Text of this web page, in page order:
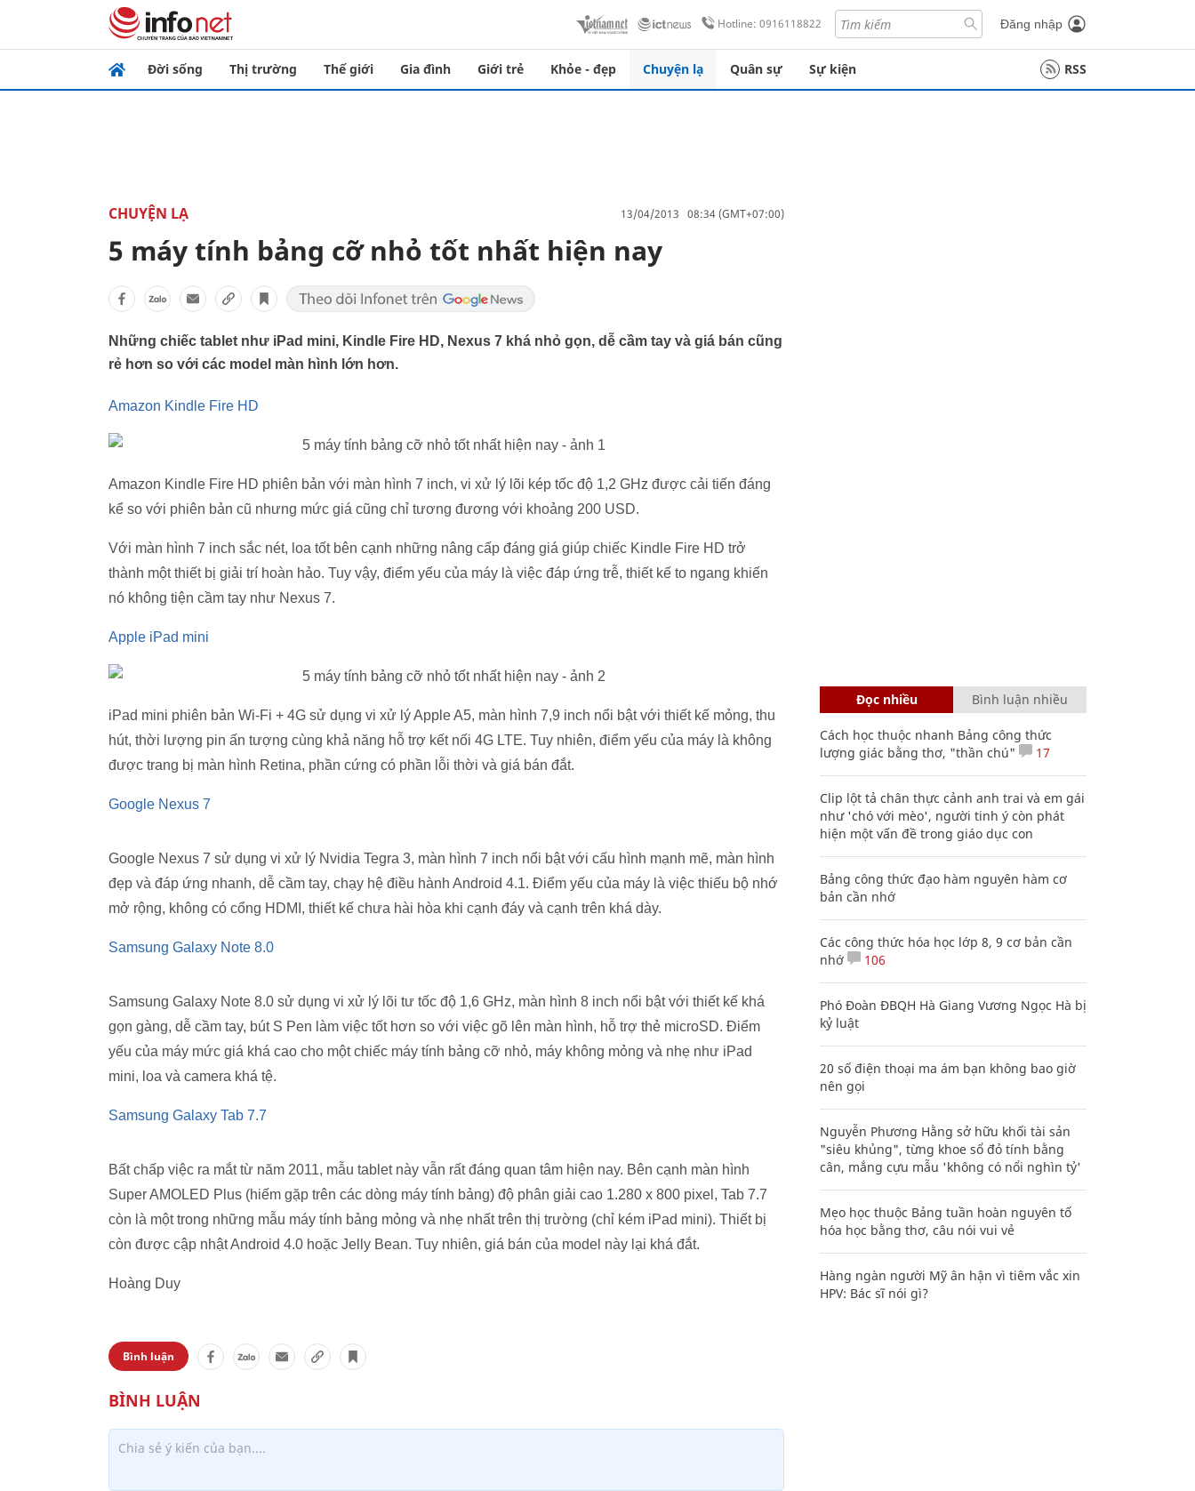
Hotline: 0916118822 Đăng nhập
Đời sống Thị trường Thế giới Gia đình Giới trẻ Khỏe - đẹp Chuyện lạ Quân sự Sự kiện RSS
CHUYỆN LẠ 13/04/2013 08:34 (GMT+07:00)
5 máy tính bảng cỡ nhỏ tốt nhất hiện nay
Những chiếc tablet như iPad mini, Kindle Fire HD, Nexus 7 khá nhỏ gọn, dễ cầm tay và giá bán cũng
rẻ hơn so với các model màn hình lớn hơn.
Amazon Kindle Fire HD
Amazon Kindle Fire HD phiên bản với màn hình 7 inch, vi xử lý lõi kép tốc độ 1,2 GHz được cải tiến đáng
kể so với phiên bản cũ nhưng mức giá cũng chỉ tương đương với khoảng 200 USD.
Với màn hình 7 inch sắc nét, loa tốt bên cạnh những nâng cấp đáng giá giúp chiếc Kindle Fire HD trở
thành một thiết bị giải trí hoàn hảo. Tuy vậy, điểm yếu của máy là việc đáp ứng trễ, thiết kế to ngang khiến
nó không tiện cầm tay như Nexus 7.
Apple iPad mini
iPad mini phiên bản Wi-Fi + 4G sử dụng vi xử lý Apple A5, màn hình 7,9 inch nổi bật với thiết kế mỏng, thu
hút, thời lượng pin ấn tượng cùng khả năng hỗ trợ kết nối 4G LTE. Tuy nhiên, điểm yếu của máy là không
được trang bị màn hình Retina, phần cứng có phần lỗi thời và giá bán đắt.
Google Nexus 7
Google Nexus 7 sử dụng vi xử lý Nvidia Tegra 3, màn hình 7 inch nổi bật với cấu hình mạnh mẽ, màn hình
đẹp và đáp ứng nhanh, dễ cầm tay, chạy hệ điều hành Android 4.1. Điểm yếu của máy là việc thiếu bộ nhớ
mở rộng, không có cổng HDMI, thiết kế chưa hài hòa khi cạnh đáy và cạnh trên khá dày.
Samsung Galaxy Note 8.0
Samsung Galaxy Note 8.0 sử dụng vi xử lý lõi tư tốc độ 1,6 GHz, màn hình 8 inch nổi bật với thiết kế khá
gọn gàng, dễ cầm tay, bút S Pen làm việc tốt hơn so với việc gõ lên màn hình, hỗ trợ thẻ microSD. Điểm
yếu của máy mức giá khá cao cho một chiếc máy tính bảng cỡ nhỏ, máy không mỏng và nhẹ như iPad
mini, loa và camera khá tệ.
Samsung Galaxy Tab 7.7
Bất chấp việc ra mắt từ năm 2011, mẫu tablet này vẫn rất đáng quan tâm hiện nay. Bên cạnh màn hình
Super AMOLED Plus (hiếm gặp trên các dòng máy tính bảng) độ phân giải cao 1.280 x 800 pixel, Tab 7.7
còn là một trong những mẫu máy tính bảng mỏng và nhẹ nhất trên thị trường (chỉ kém iPad mini). Thiết bị
còn được cập nhật Android 4.0 hoặc Jelly Bean. Tuy nhiên, giá bán của model này lại khá đắt.
Hoàng Duy
Bình luận
Đọc nhiều Bình luận nhiều
Cách học thuộc nhanh Bảng công thức
lượng giác bằng thơ, "thần chú"
17
Clip lột tả chân thực cảnh anh trai và em gái
như 'chó với mèo', người tinh ý còn phát
hiện một vấn đề trong giáo dục con
Bảng công thức đạo hàm nguyên hàm cơ
bản cần nhớ
Các công thức hóa học lớp 8, 9 cơ bản cần
nhớ
106
Phó Đoàn ĐBQH Hà Giang Vương Ngọc Hà bị
kỷ luật
20 số điện thoại ma ám bạn không bao giờ
nên gọi
Nguyễn Phương Hằng sở hữu khối tài sản
"siêu khủng", từng khoe sổ đỏ tính bằng
cân, mắng cựu mẫu 'không có nổi nghìn tỷ'
Mẹo học thuộc Bảng tuần hoàn nguyên tố
hóa học bằng thơ, câu nói vui vẻ
Hàng ngàn người Mỹ ân hận vì tiêm vắc xin
HPV: Bác sĩ nói gì?